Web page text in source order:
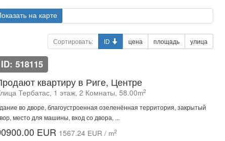
на карте
Сортировать: ID цена площадь улица
ID: 518115
квартиру в Риге, Центре
Тербатас, 1 этаж, 2 Комнаты, 58.00m2
во дворе, благоустроенная озеленённая территория, закрытый
место для машины, вход со двора, ...
EUR 1567.24 EUR / m2